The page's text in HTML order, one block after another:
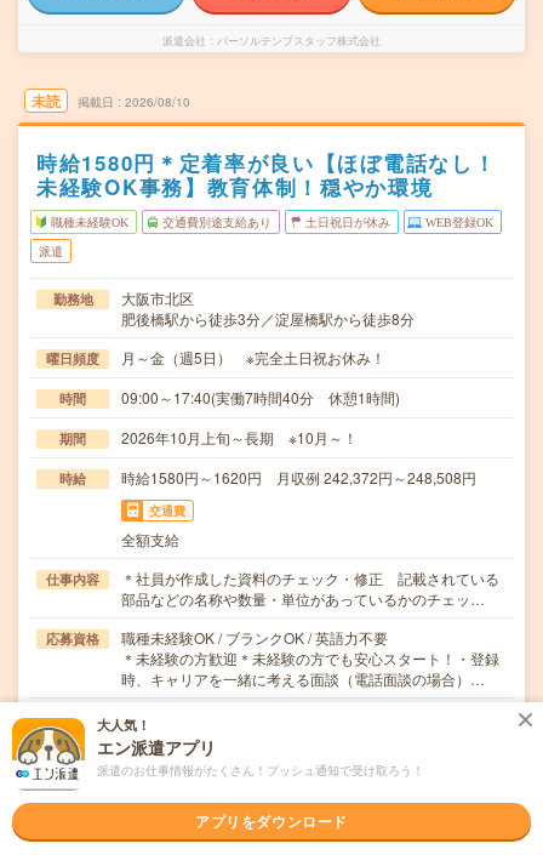
派遣会社 パーソルテンプスタッフ株式会社
未読 掲載日 2026/08/10
時給1580円＊定着率が良い【ほぼ電話なし！
未経験OK事務】教育体制！穏やか環境
職種未経験OK 交通費別途支給あり 土日祝日が休み WEB登録OK
派遣
勤務地
大阪市北区
肥後橋駅から徒歩3分／淀屋橋駅から徒歩8分
曜日頻度 月～金（週5日） ※完全土日祝お休み！
時間 09:00～17:40(実働7時間40分 休憩1時間)
期間 2026年10月上旬～長期 ※10月～！
時給 時給1580円～1620円 月収例 242,372円～248,508円
交通費
全額支給
仕事内容
＊社員が作成した資料のチェック・修正 記載されている
部品などの名称や数量・単位があっているかのチェッ…
応募資格
職種未経験OK / ブランクOK / 英語力不要
＊未経験の方歓迎＊未経験の方でも安心スタート！・登録
時、キャリアを一緒に考える面談（電話面談の場合）…
職場の雰囲気
年齢層
20代
30代 40代 50代
60代
男女比率
大人気！
エン派遣アプリ
派遣のお仕事情報がたくさん！プッシュ通知で受け取ろう！
アプリをダウンロード